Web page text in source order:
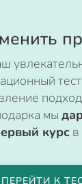
мы
курс
ПЕРЕЙТИ К